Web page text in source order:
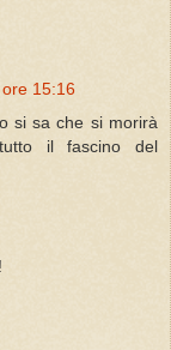
15:16
si sa che si morirà
il fascino del